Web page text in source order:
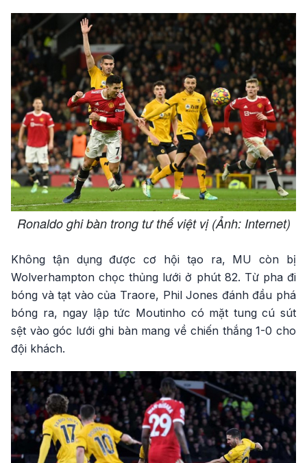
Ronaldo ghi bàn trong tư thế việt vị (Ảnh: Internet)
Không tận dụng được cơ hội tạo ra, MU còn bị
Wolverhampton chọc thủng lưới ở phút 82. Từ pha đi
bóng và tạt vào của Traore, Phil Jones đánh đầu phá
bóng ra, ngay lập tức Moutinho có mặt tung cú sút
sệt vào góc lưới ghi bàn mang về chiến thắng 1-0 cho
đội khách.